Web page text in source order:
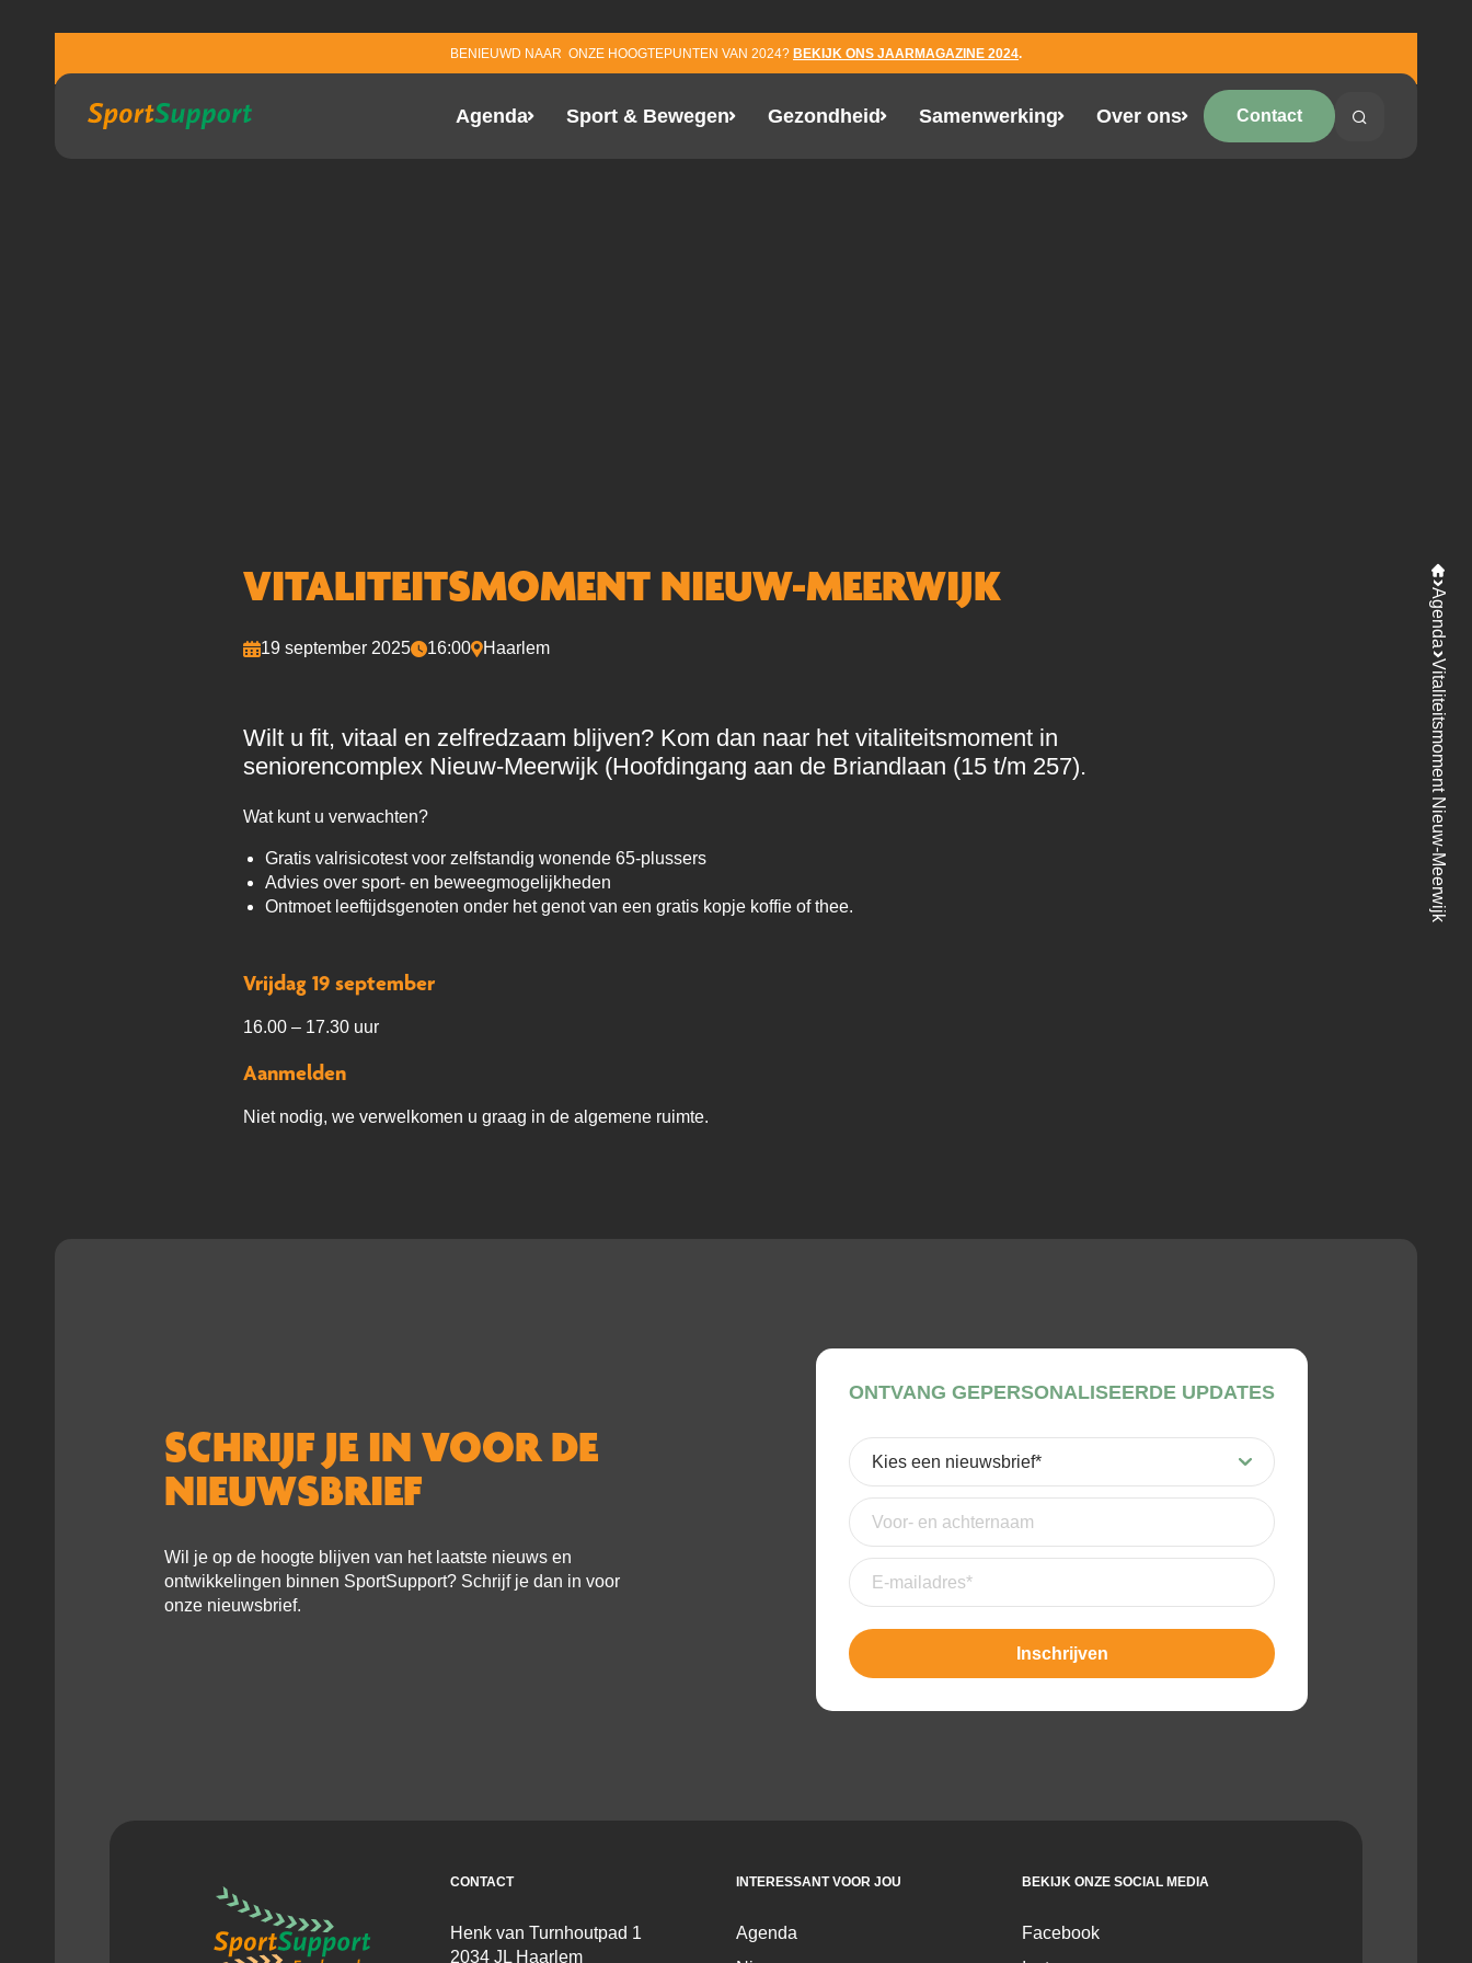
BENIEUWD NAAR ONZE HOOGTEPUNTEN VAN 2024? BEKIJK ONS JAARMAGAZINE 2024.
Agenda Sport & Bewegen Gezondheid Samenwerking Over ons Contact
Search
Agenda
Vitaliteitsmoment Nieuw-Meerwijk
VITALITEITSMOMENT NIEUW-MEERWIJK
19 september 2025 16:00 Haarlem
Wilt u fit, vitaal en zelfredzaam blijven? Kom dan naar het vitaliteitsmoment in
seniorencomplex Nieuw-Meerwijk (Hoofdingang aan de Briandlaan (15 t/m 257).
Wat kunt u verwachten?
Gratis valrisicotest voor zelfstandig wonende 65-plussers
Advies over sport- en beweegmogelijkheden
Ontmoet leeftijdsgenoten onder het genot van een gratis kopje koffie of thee.
Vrijdag 19 september
16.00 – 17.30 uur
Aanmelden
Niet nodig, we verwelkomen u graag in de algemene ruimte.
SCHRIJF JE IN VOOR DE
NIEUWSBRIEF
Wil je op de hoogte blijven van het laatste nieuws en
ontwikkelingen binnen SportSupport? Schrijf je dan in voor
onze nieuwsbrief.
ONTVANG GEPERSONALISEERDE UPDATES
Kies
een
nieuwsbrief(Vereist)
Voor-
en
achternaam
E-
mailadres(Vereist)
CONTACT
Henk van Turnhoutpad 1
2034 JL Haarlem
INTERESSANT VOOR JOU
Agenda
BEKIJK ONZE SOCIAL MEDIA
Facebook